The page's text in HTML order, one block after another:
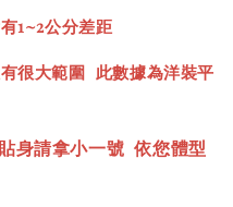
1~2公分差距
很大範圍 此數據為洋裝平
身請拿小一號依您體型